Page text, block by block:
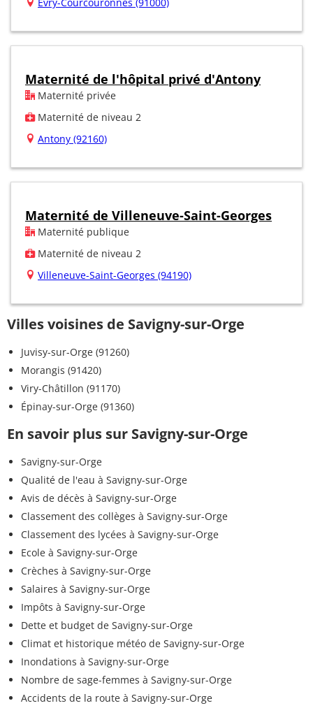
Maternité de l'hôpital privé d'Antony
Maternité privée
Maternité de niveau 2
Antony (92160)
Maternité de Villeneuve-Saint-Georges
Maternité publique
Maternité de niveau 2
Villeneuve-Saint-Georges (94190)
Villes voisines de Savigny-sur-Orge
Juvisy-sur-Orge (91260)
Morangis (91420)
Viry-Châtillon (91170)
Épinay-sur-Orge (91360)
En savoir plus sur Savigny-sur-Orge
Savigny-sur-Orge
Qualité de l'eau à Savigny-sur-Orge
Avis de décès à Savigny-sur-Orge
Classement des collèges à Savigny-sur-Orge
Classement des lycées à Savigny-sur-Orge
Ecole à Savigny-sur-Orge
Crèches à Savigny-sur-Orge
Salaires à Savigny-sur-Orge
Impôts à Savigny-sur-Orge
Dette et budget de Savigny-sur-Orge
Climat et historique météo de Savigny-sur-Orge
Inondations à Savigny-sur-Orge
Nombre de sage-femmes à Savigny-sur-Orge
Accidents de la route à Savigny-sur-Orge